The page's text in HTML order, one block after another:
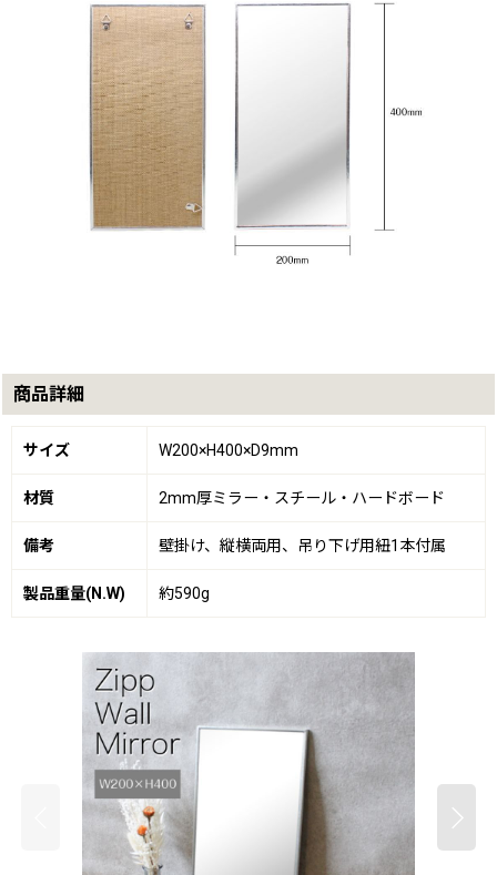
商品詳細
サイズ W200×H400×D9mm
材質 2mm厚ミラー・スチール・ハードボード
備考 壁掛け、縦横両用、吊り下げ用紐1本付属
製品重量(N.W) 約590g